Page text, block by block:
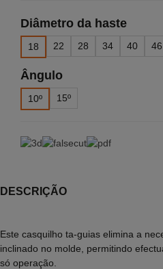
Diâmetro da haste
18 22 28 34 40 46
Ângulo
10º 15º
DESCRIÇÃO
Este casquilho ta-guias elimina a
inclinado no molde, permitindo
só operação.